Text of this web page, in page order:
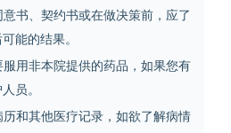
书、契约书或在做决策前，应了
能的结果。
用非本院提供的药品，如果您有
员。
和其他医疗记录，如欲了解病情